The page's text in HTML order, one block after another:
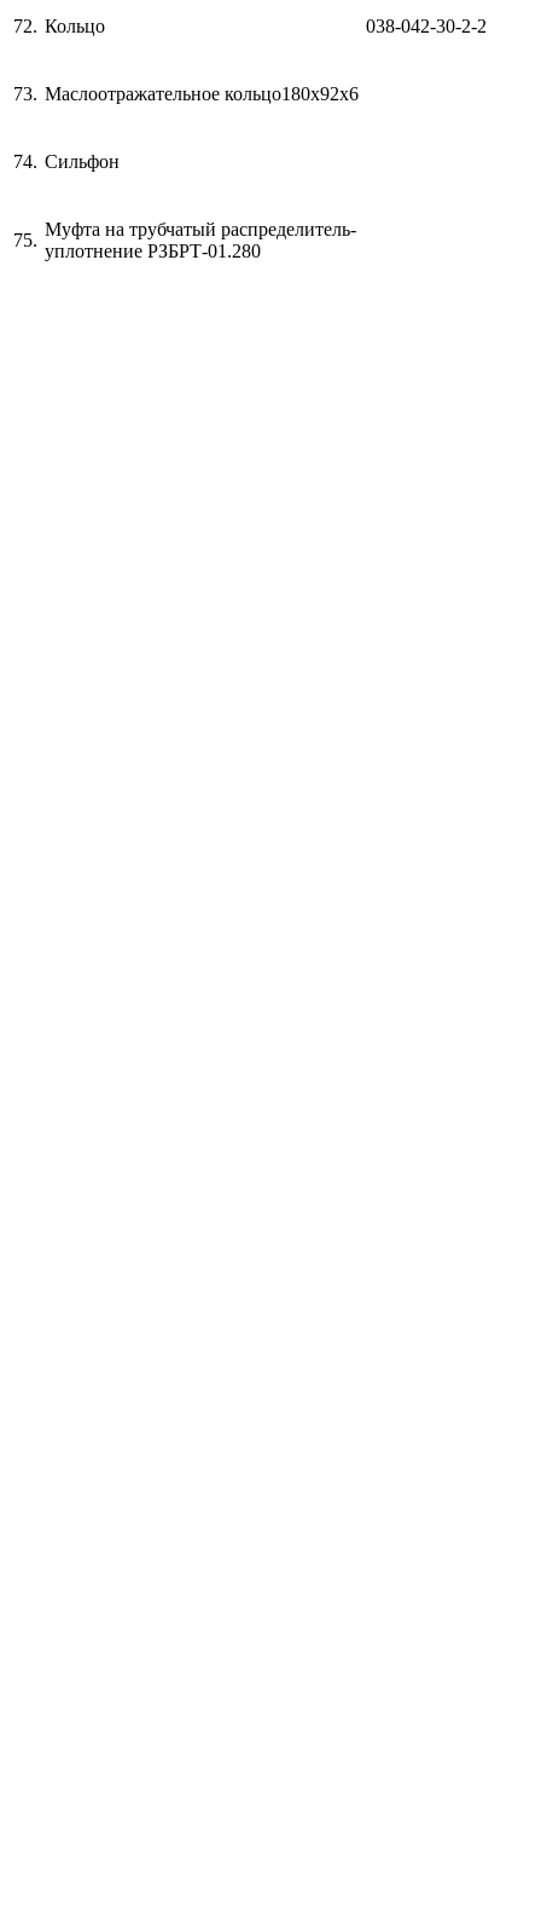
72. Кольцо 038-042-30-2-2
73. Маслоотражательное кольцо180х92х6
74. Сильфон
75.
Муфта на трубчатый распределитель-
уплотнение РЗБРТ-01.280